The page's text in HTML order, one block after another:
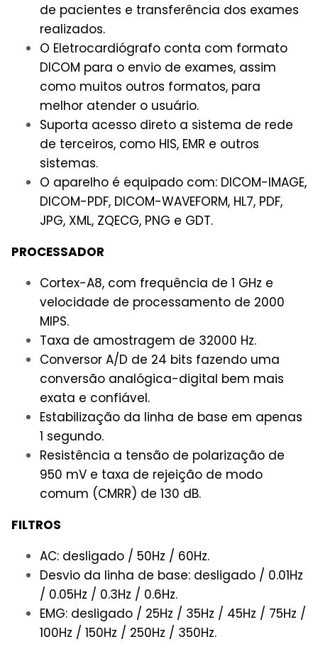
de pacientes e transferência dos exames
realizados.
O Eletrocardiógrafo conta com formato
DICOM para o envio de exames, assim
como muitos outros formatos, para
melhor atender o usuário.
Suporta acesso direto a sistema de rede
de terceiros, como HIS, EMR e outros
sistemas.
O aparelho é equipado com: DICOM-IMAGE,
DICOM-PDF, DICOM-WAVEFORM, HL7, PDF,
JPG, XML, ZQECG, PNG e GDT.
PROCESSADOR
Cortex-A8, com frequência de 1 GHz e
velocidade de processamento de 2000
MIPS.
Taxa de amostragem de 32000 Hz.
Conversor A/D de 24 bits fazendo uma
conversão analógica-digital bem mais
exata e confiável.
Estabilização da linha de base em apenas
1 segundo.
Resistência a tensão de polarização de
950 mV e taxa de rejeição de modo
comum (CMRR) de 130 dB.
FILTROS
AC: desligado / 50Hz / 60Hz.
Desvio da linha de base: desligado / 0.01Hz
/ 0.05Hz / 0.3Hz / 0.6Hz.
EMG: desligado / 25Hz / 35Hz / 45Hz / 75Hz /
100Hz / 150Hz / 250Hz / 350Hz.